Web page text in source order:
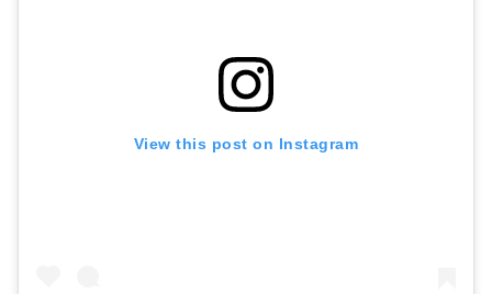
View this post on Instagram